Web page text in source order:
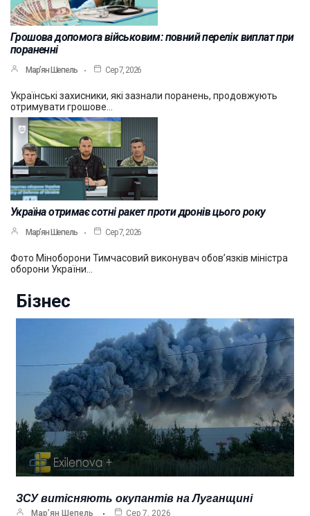
Грошова допомога військовим: повний перелік виплат при
пораненні
Мар’ян Шепель Сер 7, 2026
Українські захисники, які зазнали поранень, продовжують
отримувати грошове…
Україна отримає сотні ракет проти дронів цього року
Мар’ян Шепель Сер 7, 2026
Фото Міноборони Тимчасовий виконувач обов’язків міністра
оборони України…
Бізнес
ЗСУ витісняють окупантів на Луганщині
Мар’ян Шепель Сер 7, 2026